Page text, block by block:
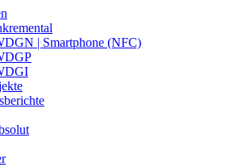
| Smartphone (NFC)